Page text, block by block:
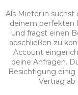
Als Mieter:in
deinem perfekten
und fragst einen
abschließen zu
Account
deine Anfragen.
Besichtigung einig
Vertrag